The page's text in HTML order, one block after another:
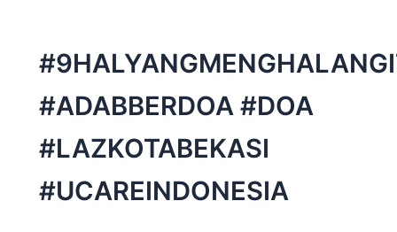
#ADABBERDOA #DOA
#LAZKOTABEKASI
#UCAREINDONESIA